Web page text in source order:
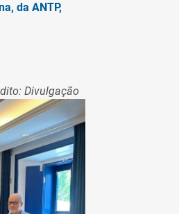
da ANTP,
Divulgação